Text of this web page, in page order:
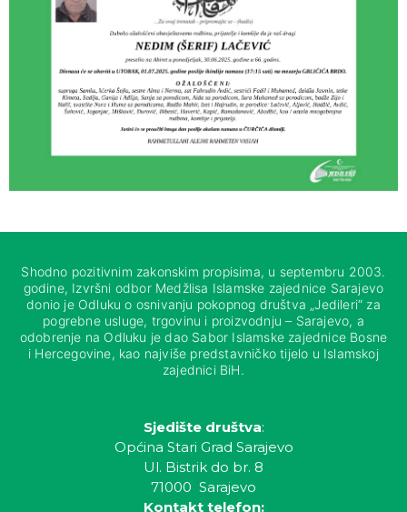
Shodno pozitivnim zakonskim propisima, u septembru 2003.
godine, Izvršni odbor Medžlisa Islamske zajednice Sarajevo
donio je Odluku o osnivanju pokopnog društva „Jedileri“ za
pogrebne usluge, trgovinu i proizvodnju – Sarajevo, a
odobrenje na Odluku je dao Sabor Islamske zajednice Bosne
i Hercegovine, kao najviše predstavničko tijelo u Islamskoj
zajednici BiH.
Sjedište društva:
Općina Stari Grad Sarajevo
Ul. Bistrik do br. 8
71000 Sarajevo
Kontakt telefon: